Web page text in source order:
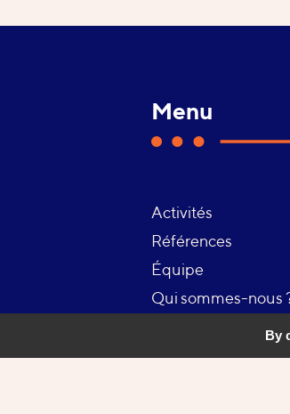
Menu
Activités
Références
Équipe
Qui sommes-nous
By